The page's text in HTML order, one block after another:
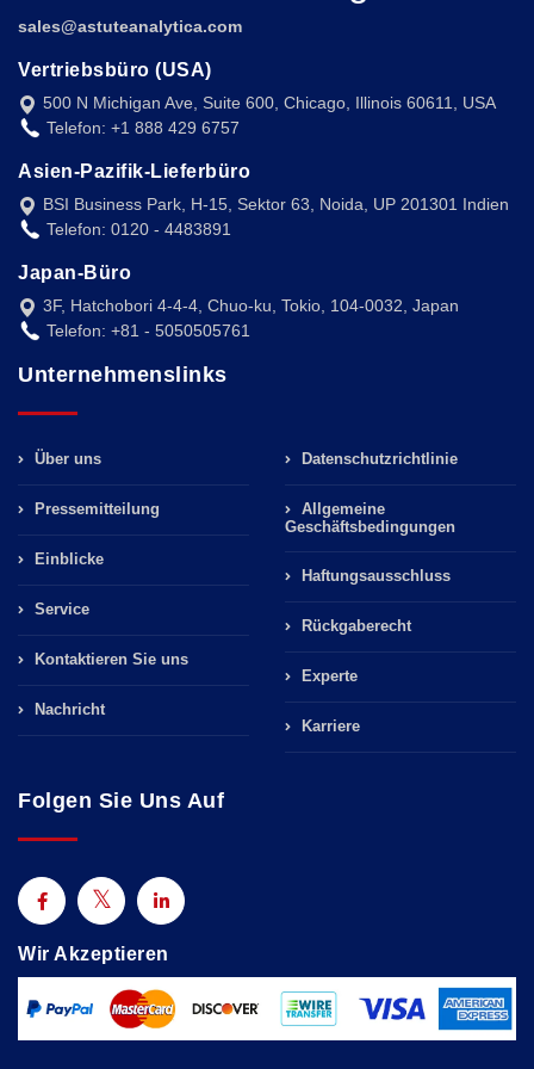
sales@astuteanalytica.com
Vertriebsbüro (USA)
500 N Michigan Ave, Suite 600, Chicago, Illinois 60611, USA
Telefon: +1 888 429 6757
Asien-Pazifik-Lieferbüro
BSI Business Park, H-15, Sektor 63, Noida, UP 201301 Indien
Telefon: 0120 - 4483891
Japan-Büro
3F, Hatchobori 4-4-4, Chuo-ku, Tokio, 104-0032, Japan
Telefon: +81 - 5050505761
Unternehmenslinks
Über uns
Pressemitteilung
Einblicke
Service
Kontaktieren Sie uns
Nachricht
Datenschutzrichtlinie
Allgemeine
Geschäftsbedingungen
Haftungsausschluss
Rückgaberecht
Experte
Karriere
Folgen Sie Uns Auf
Wir Akzeptieren